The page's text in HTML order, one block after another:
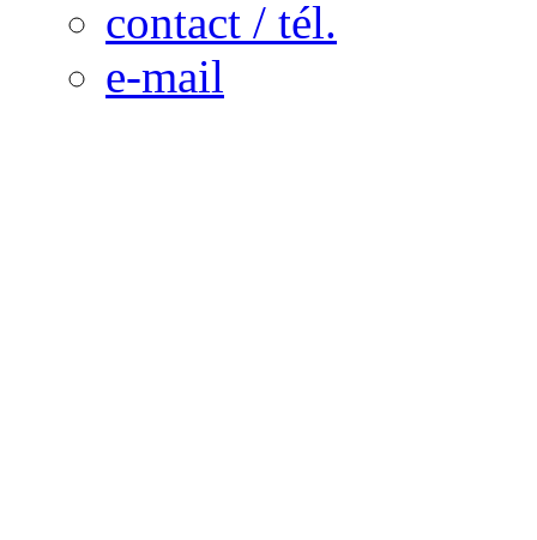
contact / tél.
e-mail